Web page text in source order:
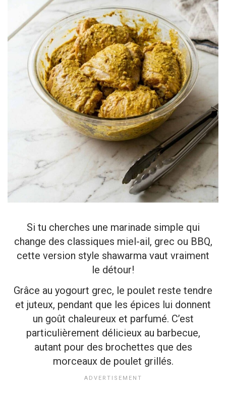
Si tu cherches une marinade simple qui
change des classiques miel-ail, grec ou BBQ,
cette version style shawarma vaut vraiment
le détour!
Grâce au yogourt grec, le poulet reste tendre
et juteux, pendant que les épices lui donnent
un goût chaleureux et parfumé. C’est
particulièrement délicieux au barbecue,
autant pour des brochettes que des
morceaux de poulet grillés.